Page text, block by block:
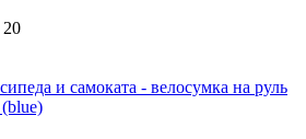
20